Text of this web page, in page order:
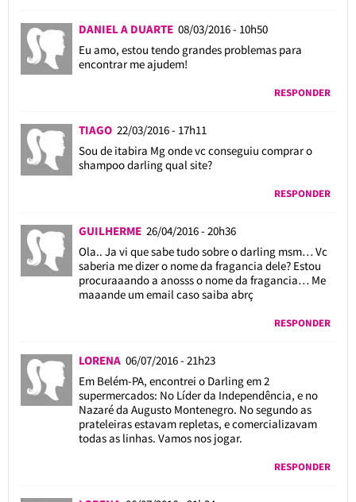
DANIEL A DUARTE 08/03/2016 - 10h50
Eu amo, estou tendo grandes problemas para
encontrar me ajudem!
RESPONDER
TIAGO 22/03/2016 - 17h11
Sou de itabira Mg onde vc conseguiu comprar o
shampoo darling qual site?
RESPONDER
GUILHERME 26/04/2016 - 20h36
Ola.. Ja vi que sabe tudo sobre o darling msm… Vc
saberia me dizer o nome da fragancia dele? Estou
procuraaando a anosss o nome da fragancia… Me
maaande um email caso saiba abrç
RESPONDER
LORENA 06/07/2016 - 21h23
Em Belém-PA, encontrei o Darling em 2
supermercados: No Líder da Independência, e no
Nazaré da Augusto Montenegro. No segundo as
prateleiras estavam repletas, e comercializavam
todas as linhas. Vamos nos jogar.
RESPONDER